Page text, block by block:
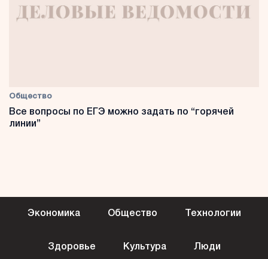
Общество
Все вопросы по ЕГЭ можно задать по “горячей
линии”
Экономика Общество Технологии
Здоровье Культура Люди